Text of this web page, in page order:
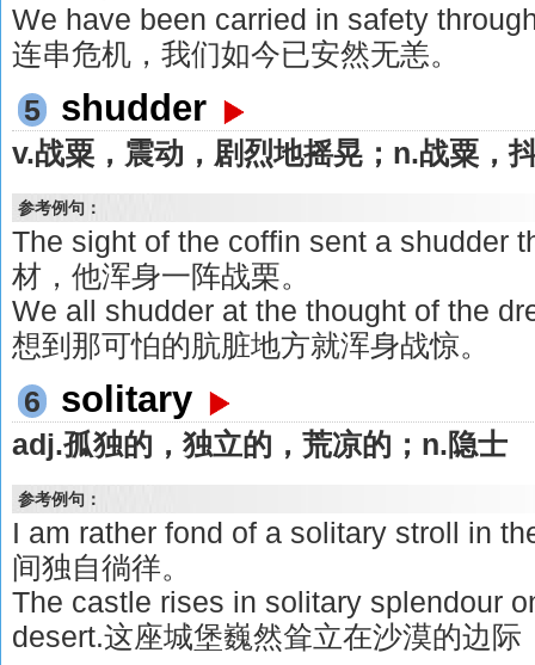
We have been carried in safety
连串危机，我们如今已安然无恙。
5
shudder
v.战粟，震动，剧烈地摇晃；n.战粟，
参考例句：
The sight of the coffin sent a shudder
材，他浑身一阵战栗。
We all shudder at the thought of the
想到那可怕的肮脏地方就浑身战惊。
6
solitary
adj.孤独的，独立的，荒凉的；n.隐士
参考例句：
I am rather fond of a solitary stroll in
间独自徜徉。
The castle rises in solitary splendour
desert.这座城堡巍然耸立在沙漠的边际